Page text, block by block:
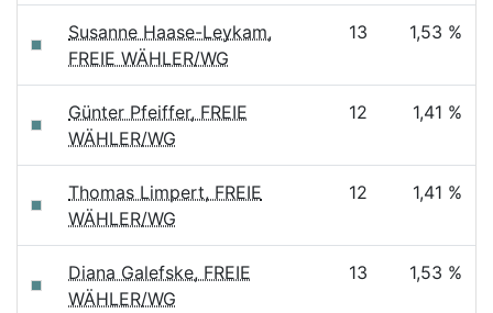
Susanne Haase-Leykam,
FREIE WÄHLER/WG
13 1,53 %
Günter Pfeiffer, FREIE
WÄHLER/WG
12 1,41 %
Thomas Limpert, FREIE
WÄHLER/WG
12 1,41 %
Diana Galefske, FREIE
WÄHLER/WG
13 1,53 %